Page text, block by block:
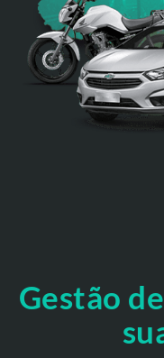
Gestão